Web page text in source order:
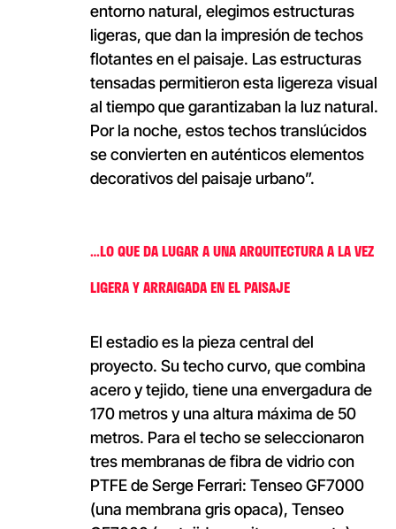
entorno natural, elegimos estructuras
ligeras, que dan la impresión de techos
flotantes en el paisaje. Las estructuras
tensadas permitieron esta ligereza visual
al tiempo que garantizaban la luz natural.
Por la noche, estos techos translúcidos
se convierten en auténticos elementos
decorativos del paisaje urbano”.
…LO QUE DA LUGAR A UNA ARQUITECTURA A LA VEZ
LIGERA Y ARRAIGADA EN EL PAISAJE
El estadio es la pieza central del
proyecto. Su techo curvo, que combina
acero y tejido, tiene una envergadura de
170 metros y una altura máxima de 50
metros. Para el techo se seleccionaron
tres membranas de fibra de vidrio con
PTFE de Serge Ferrari: Tenseo GF7000
(una membrana gris opaca), Tenseo